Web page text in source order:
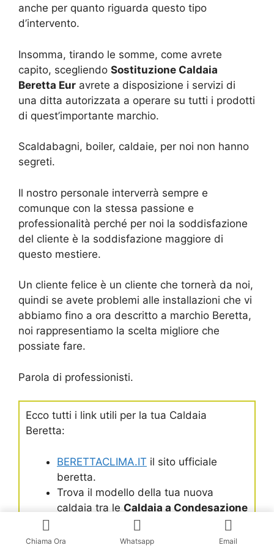
anche per quanto riguarda questo tipo
d’intervento.
Insomma, tirando le somme, come avrete
capito, scegliendo Sostituzione Caldaia
Beretta Eur avrete a disposizione i servizi di
una ditta autorizzata a operare su tutti i prodotti
di quest’importante marchio.
Scaldabagni, boiler, caldaie, per noi non hanno
segreti.
Il nostro personale interverrà sempre e
comunque con la stessa passione e
professionalità perché per noi la soddisfazione
del cliente è la soddisfazione maggiore di
questo mestiere.
Un cliente felice è un cliente che tornerà da noi,
quindi se avete problemi alle installazioni che vi
abbiamo fino a ora descritto a marchio Beretta,
noi rappresentiamo la scelta migliore che
possiate fare.
Parola di professionisti.
Ecco tutti i link utili per la tua Caldaia
Beretta:
BERETTACLIMA.IT il sito ufficiale
beretta.
Trova il modello della tua nuova
caldaia tra le Caldaia a Condesazione
Trova il modello della tua
Caldaia
Chiama Ora Whatsapp Email